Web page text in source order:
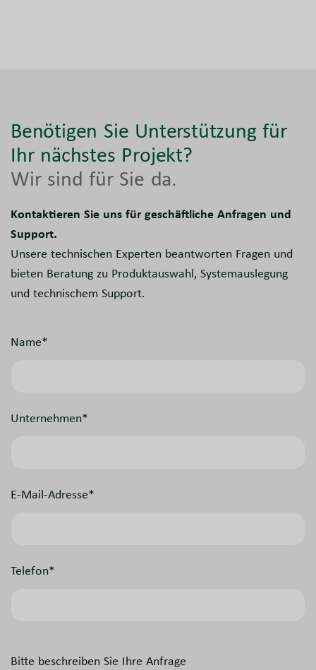
Benötigen Sie Unterstützung für
Ihr nächstes Projekt?
Wir sind für Sie da.
Kontaktieren Sie uns für geschäftliche Anfragen und
Support.
Unsere technischen Experten beantworten Fragen und
bieten Beratung zu Produktauswahl, Systemauslegung
und technischem Support.
Name*
Unternehmen*
E-Mail-Adresse*
Telefon*
Bitte beschreiben Sie Ihre Anfrage